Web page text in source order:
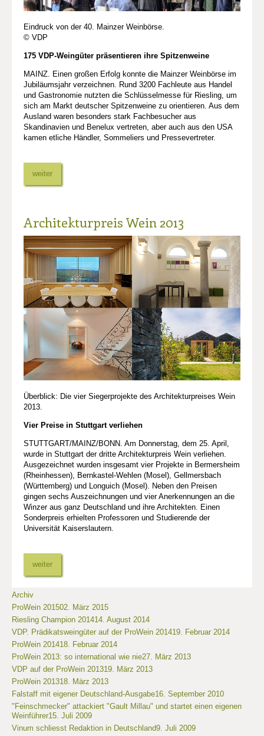
Eindruck von der 40. Mainzer Weinbörse.
© VDP
175 VDP-Weingüter präsentieren ihre Spitzenweine
MAINZ. Einen großen Erfolg konnte die Mainzer Weinbörse im
Jubiläumsjahr verzeichnen. Rund 3200 Fachleute aus Handel
und Gastronomie nutzten die Schlüsselmesse für Riesling, um
sich am Markt deutscher Spitzenweine zu orientieren. Aus dem
Ausland waren besonders stark Fachbesucher aus
Skandinavien und Benelux vertreten, aber auch aus den USA
kamen etliche Händler, Sommeliers und Pressevertreter.
weiter
Architekturpreis Wein 2013
Überblick: Die vier Siegerprojekte des Architekturpreises Wein
2013.
Vier Preise in Stuttgart verliehen
STUTTGART/MAINZ/BONN. Am Donnerstag, dem 25. April,
wurde in Stuttgart der dritte Architekturpreis Wein verliehen.
Ausgezeichnet wurden insgesamt vier Projekte in Bermersheim
(Rheinhessen), Bernkastel-Wehlen (Mosel), Gellmersbach
(Württemberg) und Longuich (Mosel). Neben den Preisen
gingen sechs Auszeichnungen und vier Anerkennungen an die
Winzer aus ganz Deutschland und ihre Architekten. Einen
Sonderpreis erhielten Professoren und Studierende der
Universität Kaiserslautern.
weiter
Archiv
ProWein 201502. März 2015
Riesling Champion 201414. August 2014
VDP. Prädikatsweingüter auf der ProWein 201419. Februar 2014
ProWein 201418. Februar 2014
ProWein 2013: so international wie nie27. März 2013
VDP auf der ProWein 201319. März 2013
ProWein 201318. März 2013
Falstaff mit eigener Deutschland-Ausgabe16. September 2010
"Feinschmecker" attackiert "Gault Millau" und startet einen eigenen
Weinführer15. Juli 2009
Vinum schliesst Redaktion in Deutschland9. Juli 2009